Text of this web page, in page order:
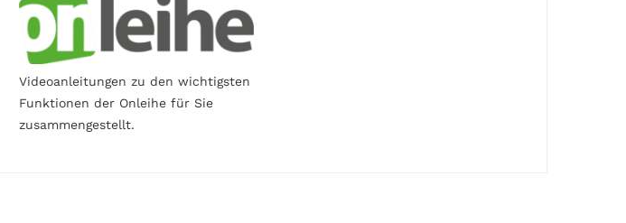
Videoanleitungen zu den wichtigsten
Funktionen der Onleihe für Sie
zusammengestellt.